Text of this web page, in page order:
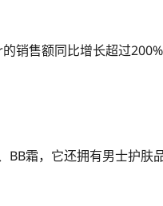
销售额同比增长超过
霜，它还拥有男士护肤品